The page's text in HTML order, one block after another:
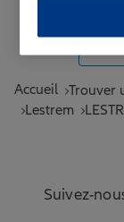
Accueil Trouver
Lestrem
Suivez-